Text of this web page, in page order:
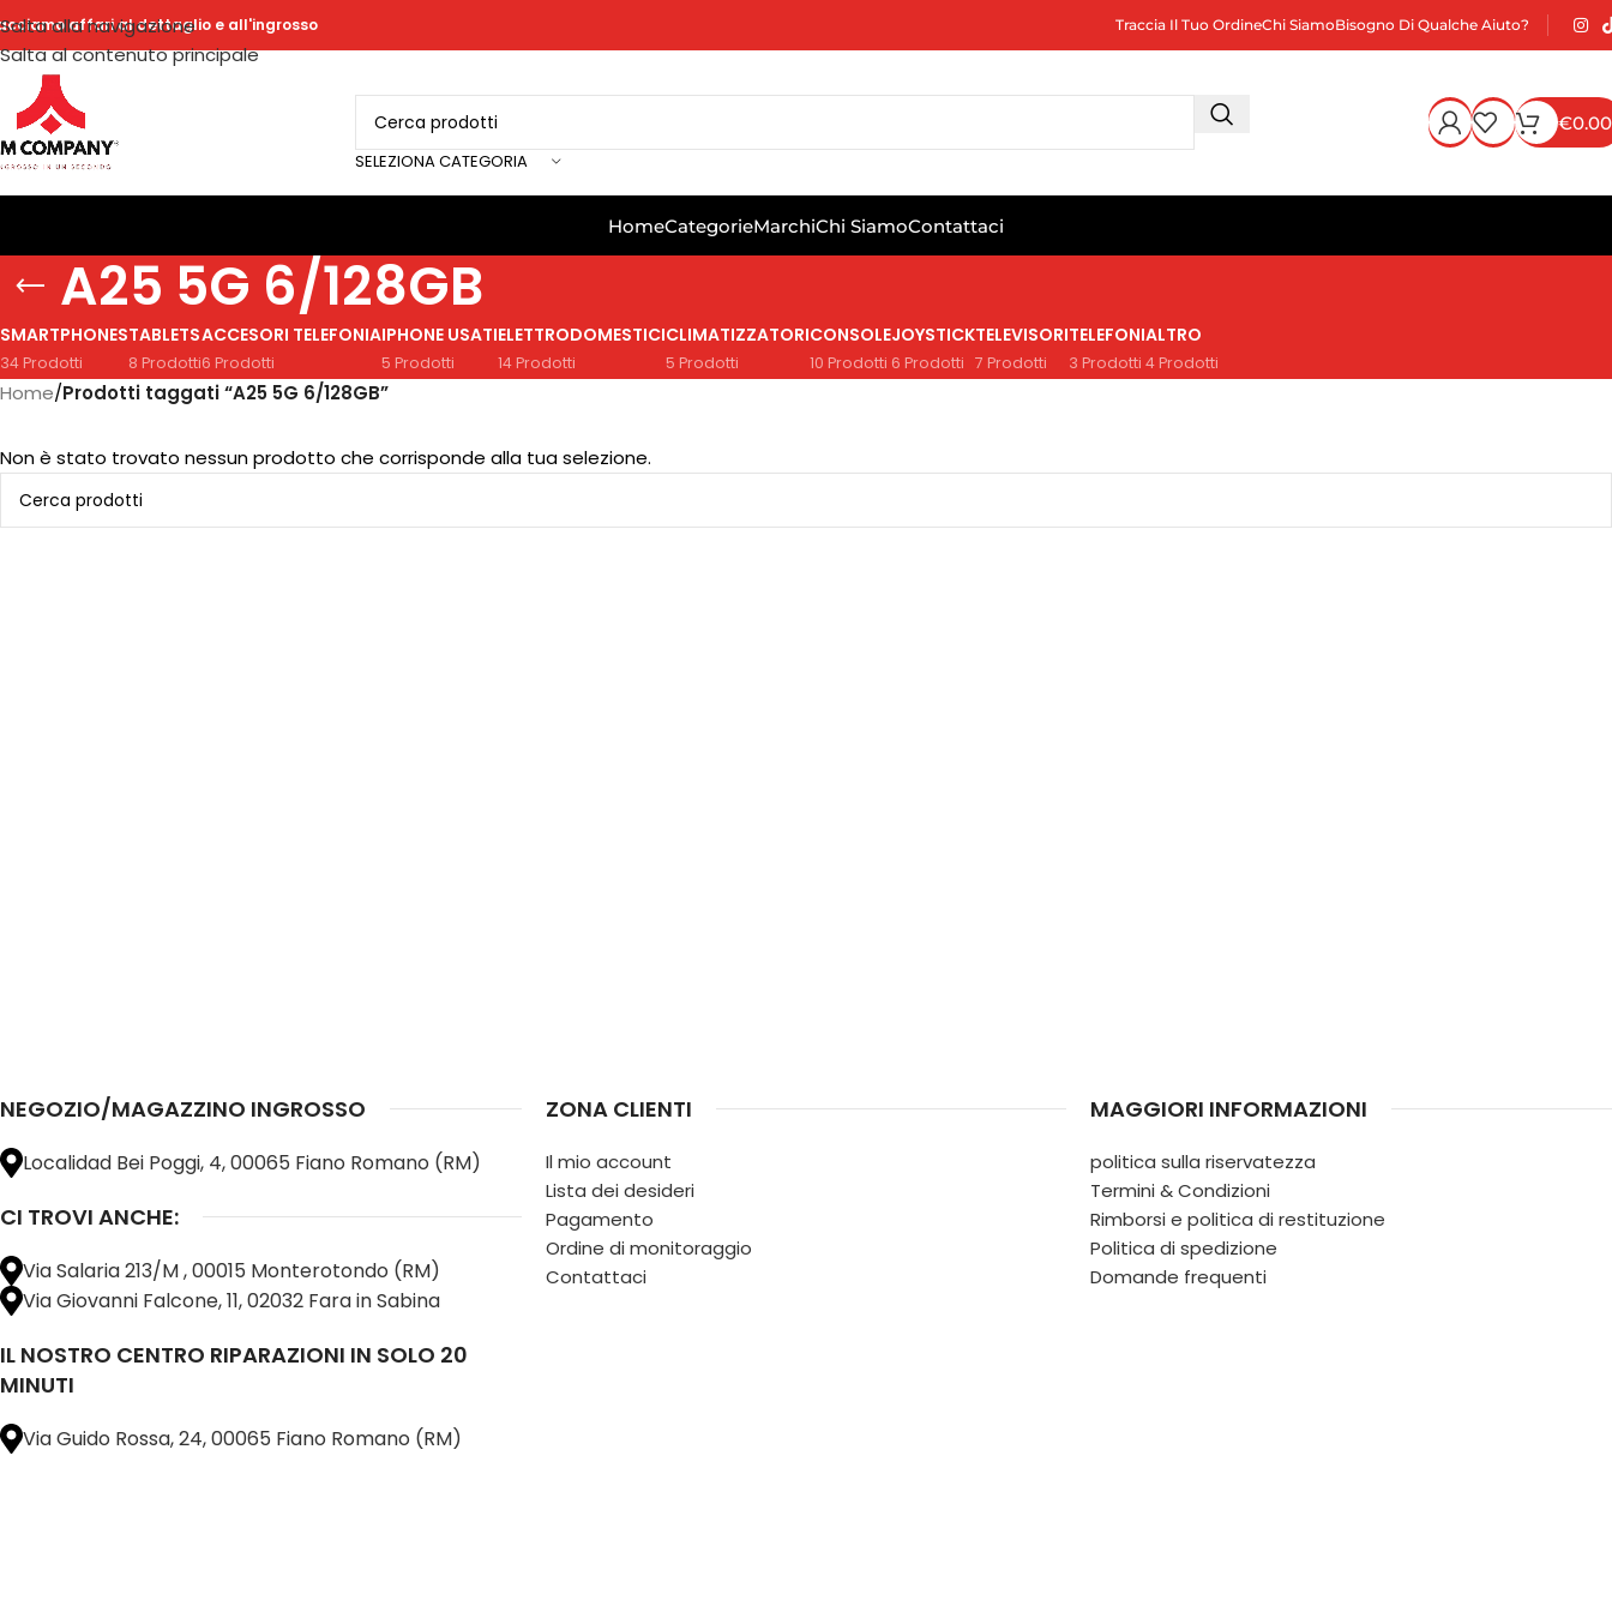
Salta alla navigazione
Salta al contenuto principale
affari al dettaglio e all'ingrosso Traccia Il Tuo OrdineChi SiamoBisogno Di Qualche Aiuto?
SELEZIONA CATEGORIA
€0.00
HomeCategorieMarchiChi SiamoContattaci
A25 5G 6/128GB
SMARTPHONES
34 Prodotti
TABLETS
8 Prodotti
ACCESORI TELEFONIA
6 Prodotti
IPHONE USATI
5 Prodotti
ELETTRODOMESTICI
14 Prodotti
CLIMATIZZATORI
5 Prodotti
CONSOLE
10 Prodotti
JOYSTICK
6 Prodotti
TELEVISORI
7 Prodotti
TELEFONI
3 Prodotti
ALTRO
4 Prodotti
Home/Prodotti taggati “A25 5G 6/128GB”
Non è stato trovato nessun prodotto che corrisponde alla tua selezione.
NEGOZIO/MAGAZZINO INGROSSO
Localidad Bei Poggi, 4, 00065 Fiano Romano (RM)
CI TROVI ANCHE:
Via Salaria 213/M , 00015 Monterotondo (RM)
Via Giovanni Falcone, 11, 02032 Fara in Sabina
IL NOSTRO CENTRO RIPARAZIONI IN SOLO 20
MINUTI
Via Guido Rossa, 24, 00065 Fiano Romano (RM)
ZONA CLIENTI
Il mio account
Lista dei desideri
Pagamento
Ordine di monitoraggio
Contattaci
MAGGIORI INFORMAZIONI
politica sulla riservatezza
Termini & Condizioni
Rimborsi e politica di restituzione
Politica di spedizione
Domande frequenti